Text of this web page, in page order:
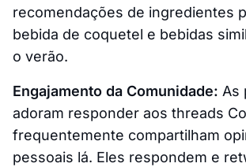
recomendações de ingredientes
bebida de coquetel e bebidas
o verão.
Engajamento da Comunidade: As
adoram responder aos threads
frequentemente compartilham
pessoais lá. Eles respondem e